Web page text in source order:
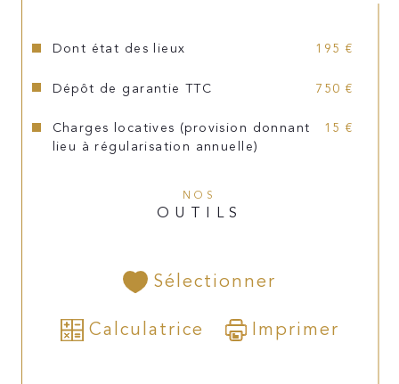
Dont état des lieux 195 €
Dépôt de garantie TTC 750 €
Charges locatives (provision donnant
lieu à régularisation annuelle)
15 €
NOS
OUTILS
Sélectionner
Calculatrice
Imprimer